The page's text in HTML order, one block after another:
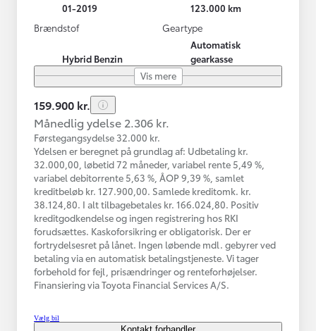
01-2019
123.000 km
Brændstof
Hybrid Benzin
Geartype
Automatisk
gearkasse
Vis mere
159.900 kr.
Månedlig ydelse 2.306 kr.
Førstegangsydelse 32.000 kr.
Ydelsen er beregnet på grundlag af: Udbetaling kr.
32.000,00, løbetid 72 måneder, variabel rente 5,49 %,
variabel debitorrente 5,63 %, ÅOP 9,39 %, samlet
kreditbeløb kr. 127.900,00. Samlede kreditomk. kr.
38.124,80. I alt tilbagebetales kr. 166.024,80. Positiv
kreditgodkendelse og ingen registrering hos RKI
forudsættes. Kaskoforsikring er obligatorisk. Der er
fortrydelsesret på lånet. Ingen løbende mdl. gebyrer ved
betaling via en automatisk betalingstjeneste. Vi tager
forbehold for fejl, prisændringer og renteforhøjelser.
Finansiering via Toyota Financial Services A/S.
Vælg bil